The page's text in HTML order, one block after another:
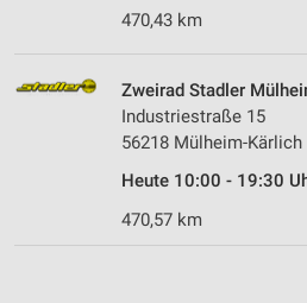
470,43 km
Zweirad Stadler
Industriestraße 15
56218 Mülheim-Kärlich
Heute 10:00 - 19:30
470,57 km